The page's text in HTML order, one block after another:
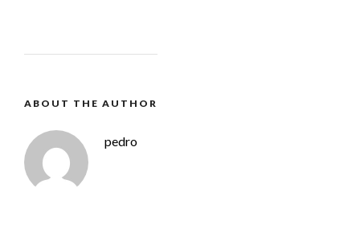
ABOUT THE AUTHOR
pedro